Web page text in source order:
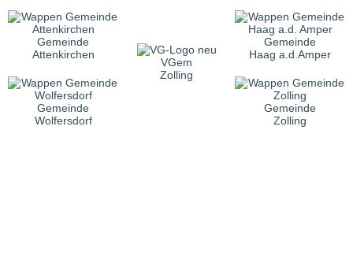
Gemeinde
Attenkirchen
VGem
Zolling
Gemeinde
Haag a.d.Amper
Gemeinde
Wolfersdorf
Gemeinde
Zolling